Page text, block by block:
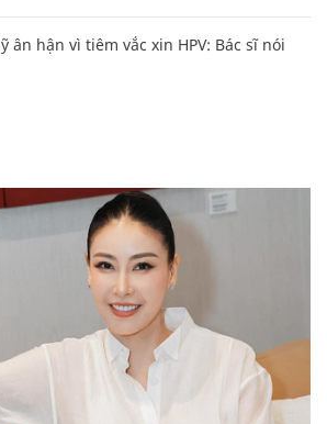
ân hận vì tiêm vắc xin HPV: Bác sĩ nói